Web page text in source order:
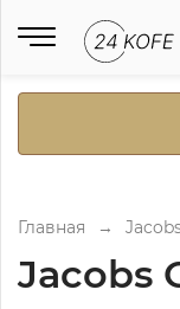
Главная →
Jacobs